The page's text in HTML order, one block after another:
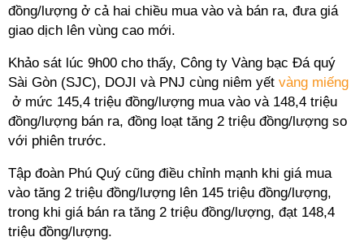
đồng/lượng ở cả hai chiều mua vào và bán ra, đưa giá
giao dịch lên vùng cao mới.
Khảo sát lúc 9h00 cho thấy, Công ty Vàng bạc Đá quý
Sài Gòn (SJC), DOJI và PNJ cùng niêm yết vàng miếng
ở mức 145,4 triệu đồng/lượng mua vào và 148,4 triệu
đồng/lượng bán ra, đồng loạt tăng 2 triệu đồng/lượng so
với phiên trước.
Tập đoàn Phú Quý cũng điều chỉnh mạnh khi giá mua
vào tăng 2 triệu đồng/lượng lên 145 triệu đồng/lượng,
trong khi giá bán ra tăng 2 triệu đồng/lượng, đạt 148,4
triệu đồng/lượng.